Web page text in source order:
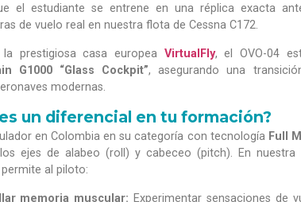
el estudiante se entrene en una réplica exacta
de vuelo real en nuestra flota de Cessna C172.
la prestigiosa casa europea VirtualFly, el OVO-04
G1000 “Glass Cockpit”, asegurando una
modernas.
un diferencial en tu formación?
en Colombia en su categoría con tecnología Full
ejes de alabeo (roll) y cabeceo (pitch). En nuestra
al piloto:
memoria muscular: Experimentar sensaciones de